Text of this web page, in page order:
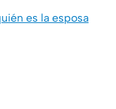
es la esposa